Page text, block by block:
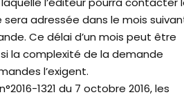
sera adressée dans le mois
Ce délai d’un mois peut être
la complexité de la demande
l’exigent.
1321 du 7 octobre 2016, les